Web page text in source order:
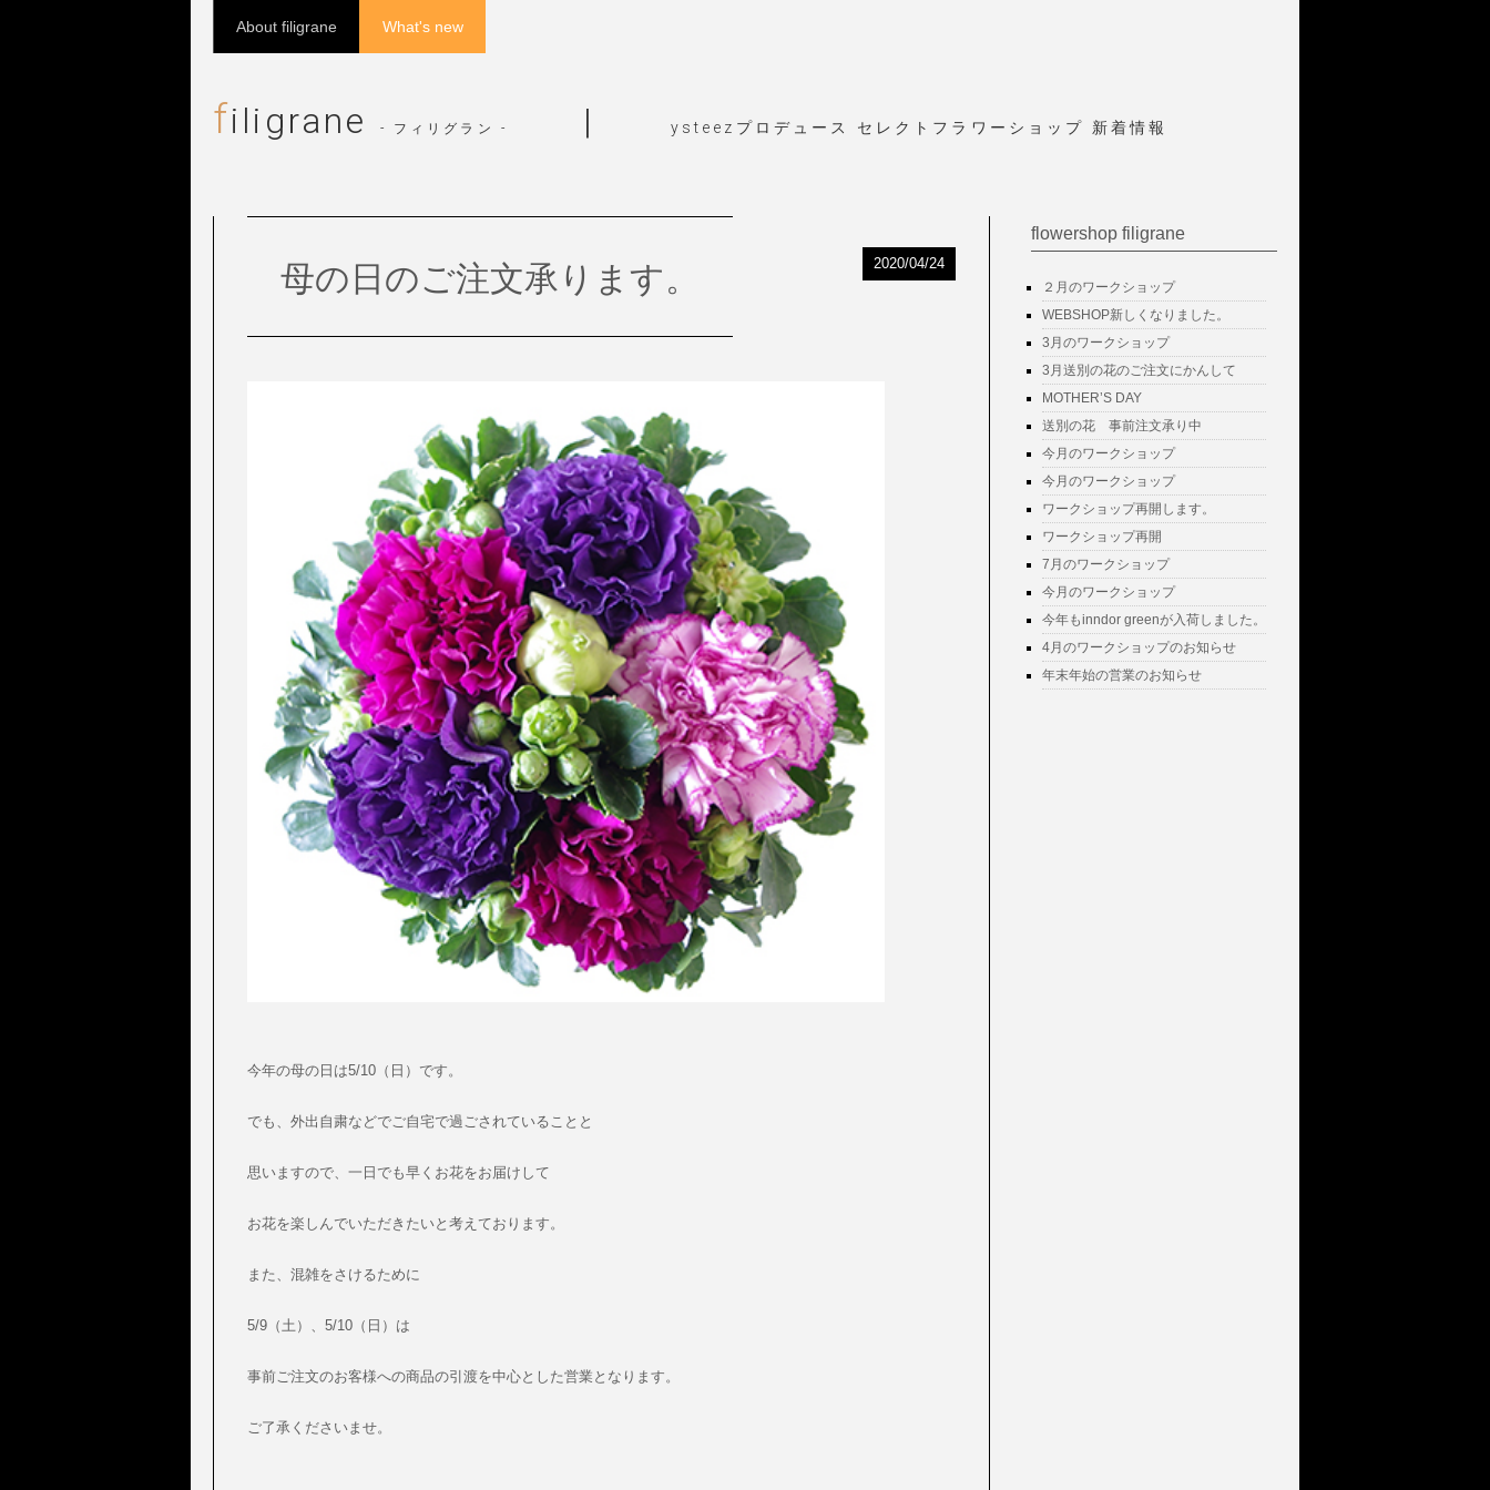
About filigrane What's new
filigrane - フィリグラン - | ysteezプロデュース セレクトフラワーショップ 新着情報
母の日のご注文承ります。 2020/04/24
今年の母の日は5/10（日）です。
でも、外出自粛などでご自宅で過ごされていることと
思いますので、一日でも早くお花をお届けして
お花を楽しんでいただきたいと考えております。
また、混雑をさけるために
5/9（土）、5/10（日）は
事前ご注文のお客様への商品の引渡を中心とした営業となります。
ご了承くださいませ。
flowershop filigrane
２月のワークショップ
WEBSHOP新しくなりました。
3月のワークショップ
3月送別の花のご注文にかんして
MOTHER’S DAY
送別の花 事前注文承り中
今月のワークショップ
今月のワークショップ
ワークショップ再開します。
ワークショップ再開
7月のワークショップ
今月のワークショップ
今年もinndor greenが入荷しました。
4月のワークショップのお知らせ
年末年始の営業のお知らせ